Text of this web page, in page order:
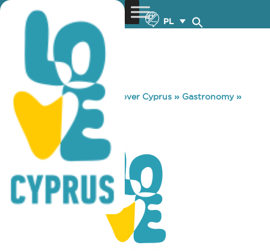
PL
You are here: Home »Discover Cyprus » Gastronomy»
BLACK BULL
BLACK BULL